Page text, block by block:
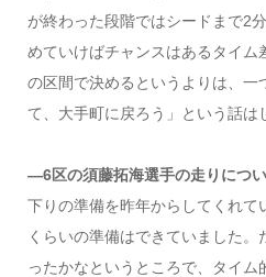
が終わった段階ではシードまで2
めていけばチャンスはあるタイム
の区間で決めるというよりは、一
て、大手町に戻ろう」という話は
―6区の須藤拓海選手の走りにつ
下りの準備を昨年からしてくれて
くらいの準備はできていました
ったかなというところで、タイ